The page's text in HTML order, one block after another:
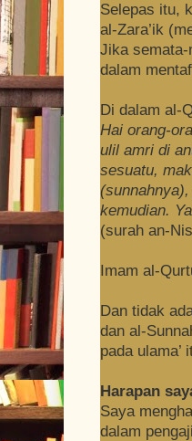
Selepas itu,
al-Zara’ik
Jika semata-
dalam
Di dalam al-
Hai orang-
ulil amri di
sesuatu,
kemudian.
(surah an-
Imam al-
Dan tidak
dan al-
pada ulama’
Harapan
Saya
dalam